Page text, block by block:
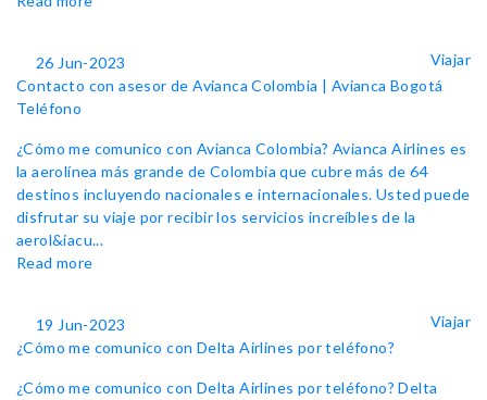
26 Jun-2023
Viajar
Contacto con asesor de Avianca Colombia | Avianca Bogotá
Teléfono
¿Cómo me comunico con Avianca Colombia? Avianca Airlines es
la aerolínea más grande de Colombia que cubre más de 64
destinos incluyendo nacionales e internacionales. Usted puede
disfrutar su viaje por recibir los servicios increíbles de la
aerol&iacu...
Read more
19 Jun-2023
Viajar
¿Cómo me comunico con Delta Airlines por teléfono?
¿Cómo me comunico con Delta Airlines por teléfono? Delta